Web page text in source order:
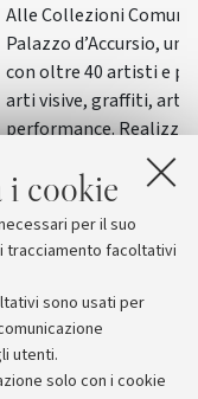
i cookie
per il suo
tracciamento facoltativi
sono usati per
utenti.
solo con i cookie
Alle Collezioni
Palazzo d’Accursio,
con oltre 40 artisti e
arti visive, graffiti, arti
performance.
del progetto “ERC
dall’Università di
esposizione di questo